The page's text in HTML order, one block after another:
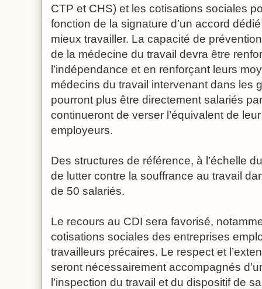
CTP et CHS) et les cotisations sociales
fonction de la signature d’un accord
mieux travailler. La capacité de
de la médecine du travail devra être
l’indépendance et en renforçant leurs
médecins du travail intervenant dans les
pourront plus être directement salariés
continueront de verser l’équivalent de
employeurs.
Des structures de référence, à l’échelle
de lutter contre la souffrance au travail
de 50 salariés.
Le recours au CDI sera favorisé,
cotisations sociales des entreprises
travailleurs précaires. Le respect et
seront nécessairement accompagnés
l’inspection du travail et du dispositif de